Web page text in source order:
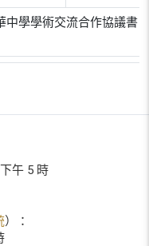
中學學術交流合作協議書
午 5 時
）：